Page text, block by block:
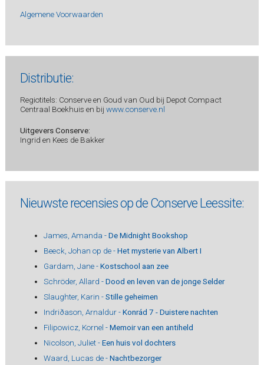
Algemene Voorwaarden
Distributie:
Regiotitels: Conserve en Goud van Oud bij Depot Compact
Centraal Boekhuis en bij www.conserve.nl
Uitgevers Conserve:
Ingrid en Kees de Bakker
Nieuwste recensies op de Conserve Leessite:
James, Amanda -De Midnight Bookshop
Beeck, Johan op de -Het mysterie van Albert I
Gardam, Jane -Kostschool aan zee
Schröder, Allard -Dood en leven van de jonge Selder
Slaughter, Karin -Stille geheimen
Indriðason, Arnaldur -Konrád 7 - Duistere nachten
Filipowicz, Kornel -Memoir van een antiheld
Nicolson, Juliet -Een huis vol dochters
Waard, Lucas de -Nachtbezorger